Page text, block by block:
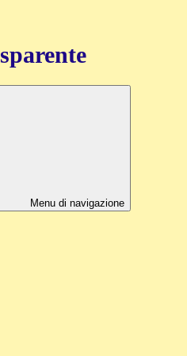
Menu di navigazione